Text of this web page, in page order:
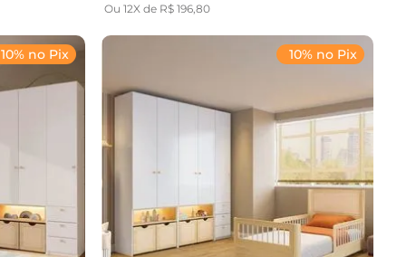
Ou12X de R$ 196,80
10% no Pix 10% no Pix